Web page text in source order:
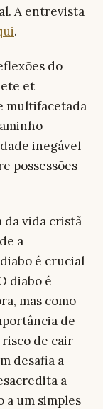
A entrevista
.
do
et
multifacetada
inegável
possessões
da vida cristã
a
é crucial
diabo é
mas como
de
risco de cair
desafia a
a
a um simples